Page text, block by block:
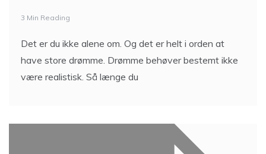
3 Min Reading
Det er du ikke alene om. Og det er helt i orden at
have store drømme. Drømme behøver bestemt ikke
være realistisk. Så længe du